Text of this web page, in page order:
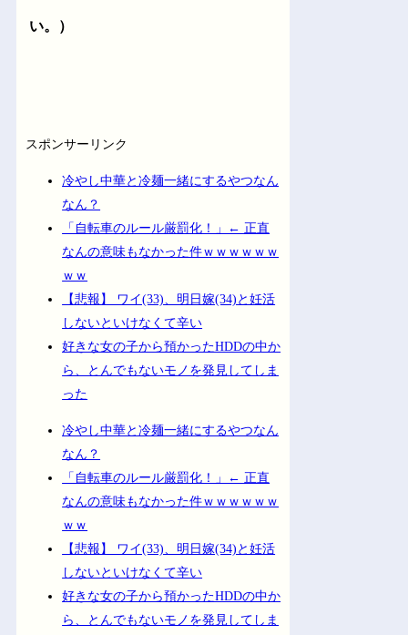
い。）
スポンサーリンク
冷やし中華と冷麺一緒にするやつなん
なん？
「自転車のルール厳罰化！」← 正直
なんの意味もなかった件ｗｗｗｗｗｗ
ｗｗ
【悲報】 ワイ(33)、明日嫁(34)と妊活
しないといけなくて辛い
好きな女の子から預かったHDDの中か
ら、とんでもないモノを発見してしま
った
冷やし中華と冷麺一緒にするやつなん
なん？
「自転車のルール厳罰化！」← 正直
なんの意味もなかった件ｗｗｗｗｗｗ
ｗｗ
【悲報】 ワイ(33)、明日嫁(34)と妊活
しないといけなくて辛い
好きな女の子から預かったHDDの中か
ら、とんでもないモノを発見してしま